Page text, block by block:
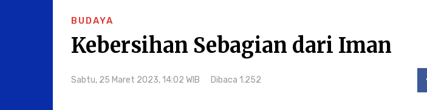
BUDAYA
Kebersihan Sebagian dari Iman
Sabtu, 25 Maret 2023, 14:02 WIB Dibaca 1.252